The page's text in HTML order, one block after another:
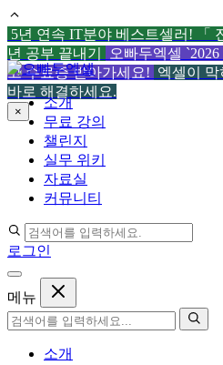
5년 연속 IT분야 베스트셀러! 「
년 공부 끝내기
오빠두엑셀
고 수료증 받아가세요! 엑셀이 막
바로 해결하세요.
×
컨
텐
츠
로
소개
무료 강의
챌린지
실무 위키
자료실
커뮤니티
로그인
메뉴
소개